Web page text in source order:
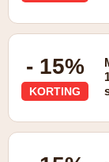
- 15%
KORTING